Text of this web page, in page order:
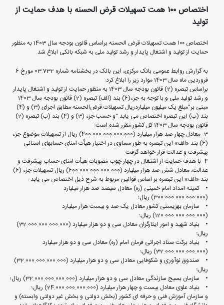
اختصاص ۱۰۰ همت تسهیلات قرض الحسنه با هدف حمایت از
تولید
اختصاص ۱۰۰ همت تسهیلات قرض الحسنه براساس قانون بودجه سال 1403 به منظور
حمایت از تولید و اشتغال پایدار و رشد تولید ملی به شبکه بانکی ابلاغ شد.
به گزارش روابط عمومی بانک مرکزی، این بانک در بخشنامه شماره 03.732 مورخ 6
فروردین ماه سال 1403 موارد زیر را ابلاغ کرد:
براساس تبصره (2) قانون بودجه سال 1403 به منظور حمایت از تولید و اشتغال پایدار
و رشد تولید ملی و با توجه به جزء(6) بند (الف) تبصره (2) قانون بودجه سال 1403
مبنی بر"مبلغ یک میلیون میلیاردریال تسهیلات قرض‌الحسنه مطابق اجزای (3) و (4)
بند (ب) این تبصره اختصاص می یابد."و حسب جزء (3) و (4) بند (ب) تبصره (2)
قانون بودجه سال 1403 کل کشور مقرر شده است:
3‏- معادل چهار صد هزار میلیارد (400.000.000.000.000) ریال از تسهیلات موضوع جزء
(6) بند «الف» این تبصره به طور مساوی در اختیار هیأت امنای حسابهای استانی
پیشرفت و عدالت قرار خواهد گرفت.
4‏- با هدف حمایت از اشتغال در چهار چوب مصوبات هیأت امنای حساب پیشرفت و
عدالت، معادل شش صد هزار میلیارد (600.000.000.000.000) ریال تسهیلات جزء (6)
بند «الف» این تبصره بر اساس قوانین مربوط به شرح ذیل اختصاص می یابد:
• کمیته امداد امام خمینی (ره) معادل سیصد صد هزار میلیارد
(300.000.000.000.000) ریال؛
• سازمان بهزیستی کشور معادل یک صد و بیست هزار میلیارد
(120.000.000.000.000) ریال؛
• بنیاد شهید و امور ایثارگران معادل سی و دو هزار میلیارد (32.000.000.000.000)
ریال؛
• بنیاد برکت ستاد اجرائی فرمان امام (ره) معادل سی و دو هزار میلیارد
(32.000.000.000.000) ریال؛
• صندوق نوآوری و شکوفایی معادل سی و دو هزار میلیارد (32.000.000.000.000)
ریال؛
• سازمان بسیج سازندگی معادل سی و دو هزار میلیارد (32.000.000.000.000) ریال؛
• بنیاد علوی معادل بیست و چهار هزار میلیارد (24.000.000.000.000) ریال؛
و سازمان آموزش فنی و حرفه ای کشور (بخش دولتی و بخش غیر دولتی وابسته) و